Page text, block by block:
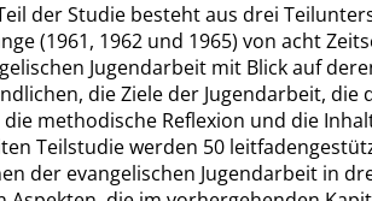
der Studie besteht aus drei
(1961, 1962 und 1965) von acht
Jugendarbeit mit Blick auf
die Ziele der Jugendarbeit, die
methodische Reflexion und die
Teilstudie werden 50
der evangelischen Jugendarbeit in